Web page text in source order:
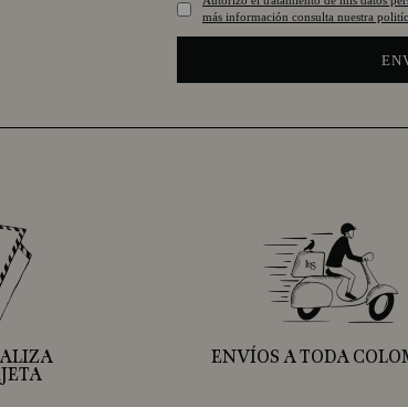
más información consulta nuestra
ENVÍOS A TODA